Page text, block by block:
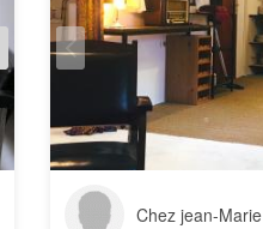
Chez jean-Marie